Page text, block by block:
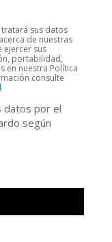
sus datos
de nuestras
ejercer sus
portabilidad,
en nuestra Política
consulte
datos por el
según